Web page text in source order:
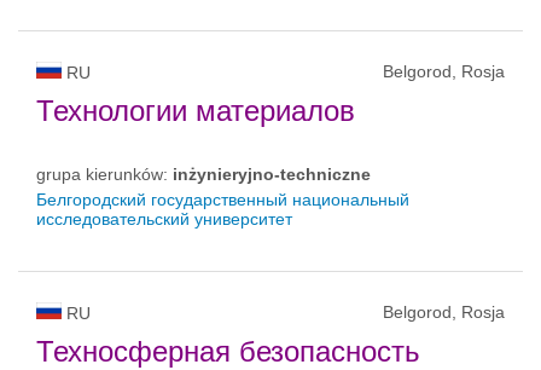
RU Belgorod, Rosja
Технологии материалов
grupa kierunków: inżynieryjno-techniczne
Белгородский государственный национальный
исследовательский университет
RU Belgorod, Rosja
Техносферная безопасность